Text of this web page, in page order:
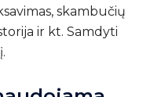
skambučių
ir kt. Samdyti
.